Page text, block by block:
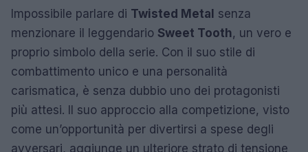
Impossibile parlare di Twisted Metal senza
menzionare il leggendario Sweet Tooth, un vero e
proprio simbolo della serie. Con il suo stile di
combattimento unico e una personalità
carismatica, è senza dubbio uno dei protagonisti
più attesi. Il suo approccio alla competizione, visto
come un’opportunità per divertirsi a spese degli
avversari, aggiunge un ulteriore strato di tensione